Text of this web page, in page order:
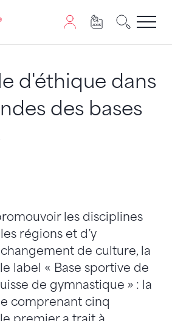
sitenpour naviguer sur ce site.
d'éthique dans
des bases
les disciplines
régions et d’y
de culture, la
label « Base sportive de
de gymnastique » : la
comprenant cinq